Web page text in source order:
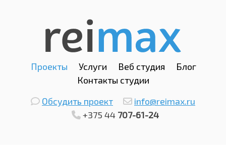
Проекты Услуги Веб студия
Блог
Контакты студии
Обсудить проект
info@reimax.ru
+375 44 707-61-24